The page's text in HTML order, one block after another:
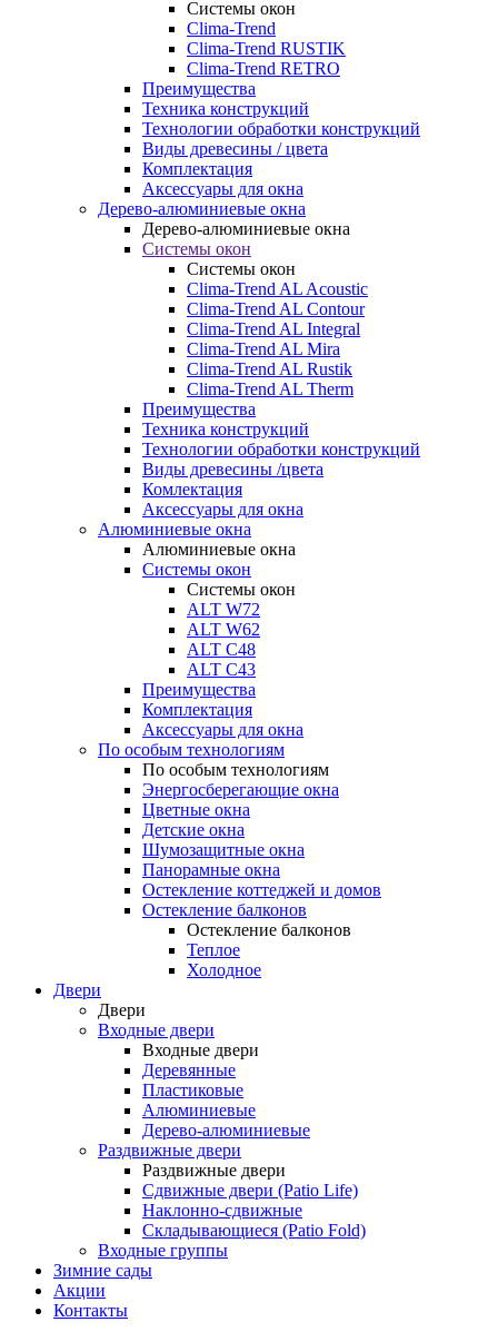
Системы окон
Clima-Trend
Clima-Trend RUSTIK
Clima-Trend RETRO
Преимущества
Техника конструкций
Технологии обработки конструкций
Виды древесины / цвета
Комплектация
Аксессуары для окна
Дерево-алюминиевые окна
Дерево-алюминиевые окна
Системы окон
Системы окон
Clima-Trend AL Acoustic
Clima-Trend AL Contour
Clima-Trend AL Integral
Clima-Trend AL Mira
Clima-Trend AL Rustik
Clima-Trend AL Therm
Преимущества
Техника конструкций
Технологии обработки конструкций
Виды древесины /цвета
Комлектация
Аксессуары для окна
Алюминиевые окна
Алюминиевые окна
Системы окон
Системы окон
ALT W72
ALT W62
ALT С48
ALT С43
Преимущества
Комплектация
Аксессуары для окна
По особым технологиям
По особым технологиям
Энергосберегающие окна
Цветные окна
Детские окна
Шумозащитные окна
Панорамные окна
Остекление коттеджей и домов
Остекление балконов
Остекление балконов
Теплое
Холодное
Двери
Двери
Входные двери
Входные двери
Деревянные
Пластиковые
Алюминиевые
Дерево-алюминиевые
Раздвижные двери
Раздвижные двери
Сдвижные двери (Patio Life)
Наклонно-сдвижные
Складывающиеся (Patio Fold)
Входные группы
Зимние сады
Акции
Контакты